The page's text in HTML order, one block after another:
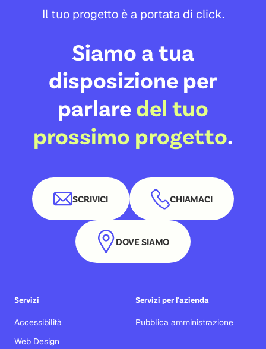
moderno e l'usabilità sono stati al centro del
processo creativo, garantendo un'esperienza
Il tuo progetto è a portata di click.
Siamo a tua
disposizione per
parlare del tuo
prossimo progetto.
SCRIVICI CHIAMACI
DOVE SIAMO
Servizi
Accessibilità
Web Design
Servizi per l'azienda
Pubblica amministrazione